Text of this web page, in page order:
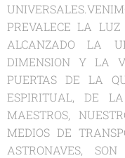
PREVALECE LA
ALCANZADO LA
DIMENSION Y LA
PUERTAS DE LA
ESPIRITUAL, DE
MAESTROS,
MEDIOS DE
ASTRONAVES,